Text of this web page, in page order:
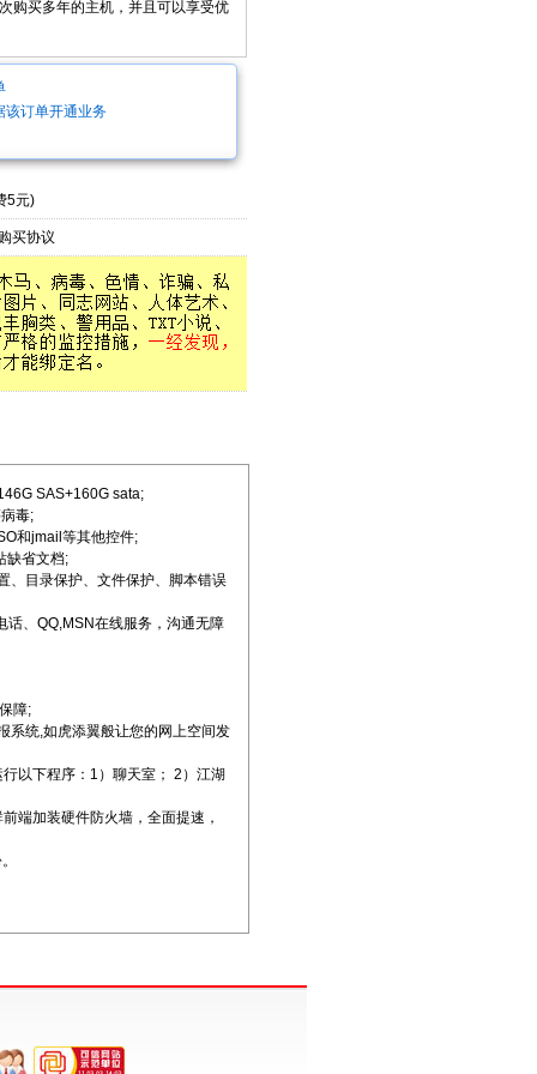
购买多年的主机，并且可以享受优
该订单开通业务
5元)
买协议
SAS+160G sata;
毒;
和jmail等其他控件;
缺省文档;
、目录保护、文件保护、脚本错误
话、QQ,MSN在线服务，沟通无障
障;
系统,如虎添翼般让您的网上空间发
以下程序：1）聊天室； 2）江湖
端加装硬件防火墙，全面提速，